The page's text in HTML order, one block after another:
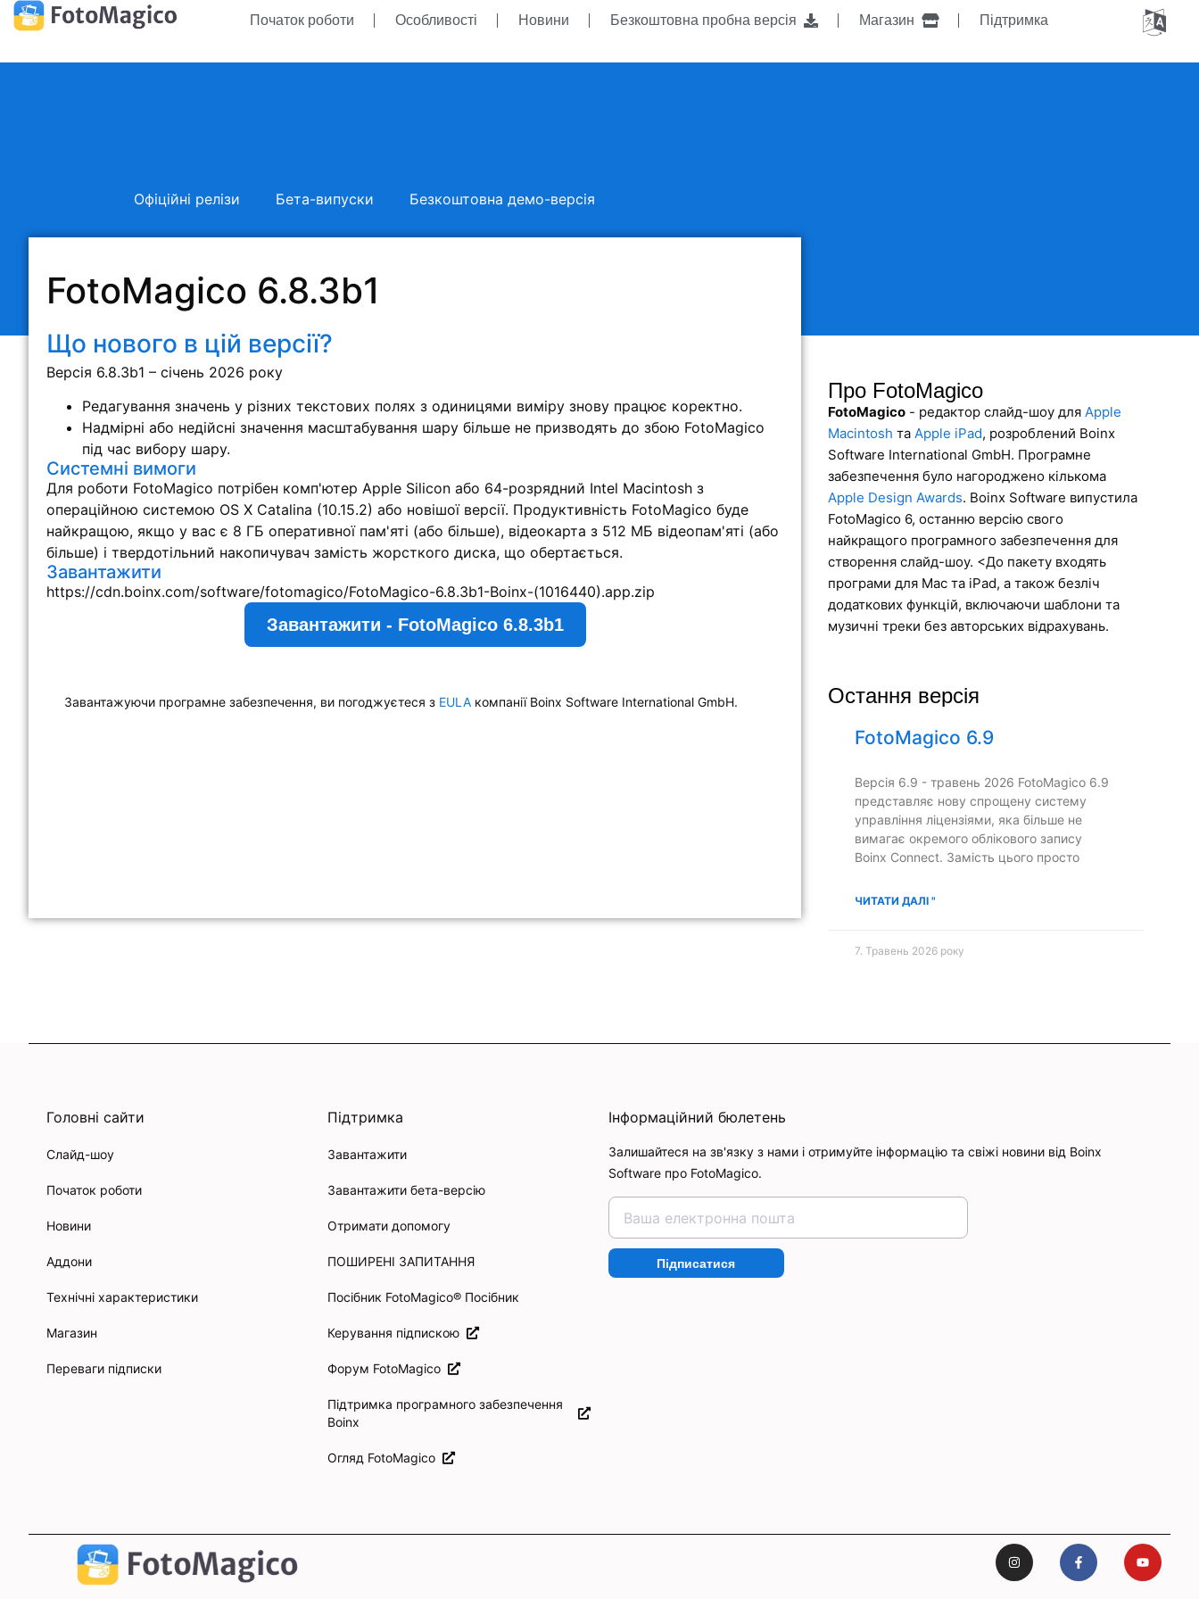
Початок роботи Особливості Новини Безкоштовна пробна версія Магазин Підтримка
Офіційні релізи Бета-випуски Безкоштовна демо-версія
FotoMagico 6.8.3b1
Що нового в цій версії?
Версія 6.8.3b1 – січень 2026 року
Редагування значень у різних текстових полях з одиницями виміру знову працює коректно.
Надмірні або недійсні значення масштабування шару більше не призводять до збою FotoMagico
під час вибору шару.
Системні вимоги
Для роботи FotoMagico потрібен комп'ютер Apple Silicon або 64-розрядний Intel Macintosh з
операційною системою OS X Catalina (10.15.2) або новішої версії. Продуктивність FotoMagico буде
найкращою, якщо у вас є 8 ГБ оперативної пам'яті (або більше), відеокарта з 512 МБ відеопам'яті (або
більше) і твердотільний накопичувач замість жорсткого диска, що обертається.
Завантажити
https://cdn.boinx.com/software/fotomagico/FotoMagico-6.8.3b1-Boinx-(1016440).app.zip
Завантажити - FotoMagico 6.8.3b1
Завантажуючи програмне забезпечення, ви погоджуєтеся з EULA компанії Boinx Software International GmbH.
Про FotoMagico
FotoMagico - редактор слайд-шоу дляApple
Macintosh таApple iPad, розроблений Boinx
Software International GmbH. Програмне
забезпечення було нагороджено кількома
Apple Design Awards. Boinx Software випустила
FotoMagico 6, останню версію свого
найкращого програмного забезпечення для
створення слайд-шоу. <До пакету входять
програми для Mac та iPad, а також безліч
додаткових функцій, включаючи шаблони та
музичні треки без авторських відрахувань.
Остання версія
FotoMagico 6.9
Версія 6.9 - травень 2026 FotoMagico 6.9
представляє нову спрощену систему
управління ліцензіями, яка більше не
вимагає окремого облікового запису
Boinx Connect. Замість цього просто
ЧИТАТИ ДАЛІ "
7. Травень 2026 року
Головні сайти
Слайд-шоу
Початок роботи
Новини
Аддони
Технічні характеристики
Магазин
Переваги підписки
Підтримка
Завантажити
Завантажити бета-версію
Отримати допомогу
ПОШИРЕНІ ЗАПИТАННЯ
Посібник FotoMagico® Посібник
Керування підпискою
Форум FotoMagico
Підтримка програмного забезпечення
Boinx
Огляд FotoMagico
Інформаційний бюлетень
Залишайтеся на зв'язку з нами і отримуйте інформацію та свіжі новини від Boinx
Software про FotoMagico.
Підписатися